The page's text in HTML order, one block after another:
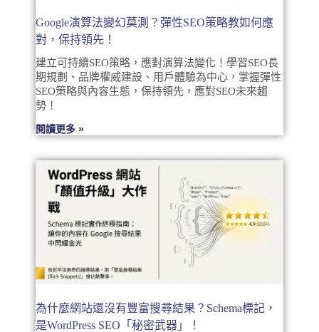
Google演算法變幻莫測？彈性SEO策略教如何應
對，保持領先！
建立可持續SEO策略，應對演算法變化！學習SEO長
期規劃、品牌權威建設、用戶體驗為中心，掌握彈性
SEO策略與內容生態，保持領先，應對SEO未來趨
勢！
閱讀更多 »
為什麼網站還沒有豐富搜尋結果？Schema標記，
是WordPress SEO「秘密武器」！